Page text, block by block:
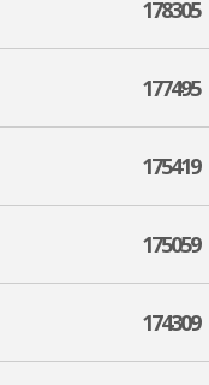
178305
177495
175419
175059
174309